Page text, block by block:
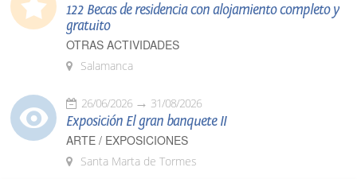
122 Becas de residencia con alojamiento completo y
gratuito
OTRAS ACTIVIDADES
Salamanca
26/06/2026 31/08/2026
Exposición El gran banquete II
ARTE / EXPOSICIONES
Santa Marta de Tormes